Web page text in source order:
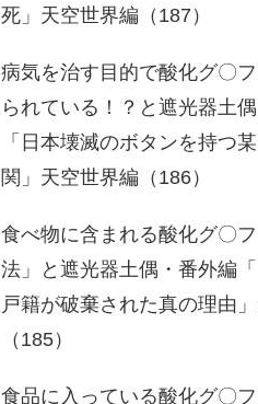
死」天空世界編（187）
病気を治す目的で酸化グ〇
られている！？と遮光器土
「日本壊滅のボタンを持つ
関」天空世界編（186）
食べ物に含まれる酸化グ〇
法」と遮光器土偶・番外編
戸籍が破棄された真の理由
（185）
食品に入っている酸化グ〇